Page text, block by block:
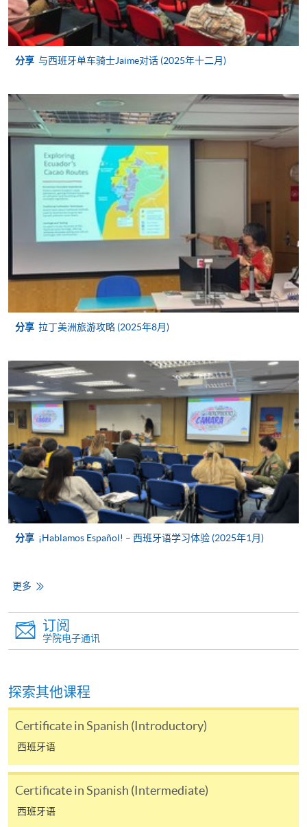
申请
付款方法
1. 现金、「易办事」（EPS）、微信支付
(WeChat Pay) 或支付宝(Alipay)
申请人可亲临学院任何一所报名中心，以现金、「易
办事」、微信支付（WeChat Pay）或支付宝
（Alipay） 缴付学费。
2. 支票或银行本票
如以划线支票或银行本票缴付，抬头请注明「香港大
学专业进修学院」。支票背面请写上课程名称及申请
人姓名。 阁下可：
亲临学院各报名中心递交划线支票、报名表格及有关
或可将上述文件一并寄交各报名中心，信封上请注明
「报读课程」，惟学院对邮递失误而遗失的支票及个
人资料概不负责。
3. VISA / Mastercard
申请人可亲临学院任何一所报名中心，以 VISA 或
Mastercard（包括「香港大学专业进修学院
Mastercard卡」）缴付学费。香港大学专业进修学院
Mastercard卡持有人，如报读课程满港币2,000元，可
享有十个月免息分期付款优惠，惟课程申请人必须为
信用卡持有人。详情请向学院报名中心职员查询。
别学历颁授课程提供网上报名/注册服务，申请人可在
网上使用「缴费灵」（不适用於手机）、VISA或
Mastercard缴付有关课程的报名费或学费。除上述支
员亦可以微信支付（Online WeChat Pay）、支付宝
（Online Alipay）或转数快（FPS）缴付学费，详情请
参阅 报名办法 - 网上报名服务 。
注意事项:
名程序，建议申请人亲身到学院报名中心报名，并避
分享 与西班牙单车骑士Jaime对话 (2025年十二月)
分享 拉丁美洲旅游攻略 (2025年8月)
分享 ¡Hablamos Español! – 西班牙语学习体验 (2025年1月)
更多
订阅
学院电子通讯
探索其他课程
Certificate in Spanish (Introductory)
西班牙语
Certificate in Spanish (Intermediate)
西班牙语